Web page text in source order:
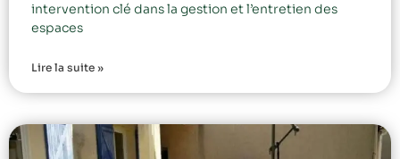
intervention clé dans la gestion et l’entretien des
espaces
Lire la suite »